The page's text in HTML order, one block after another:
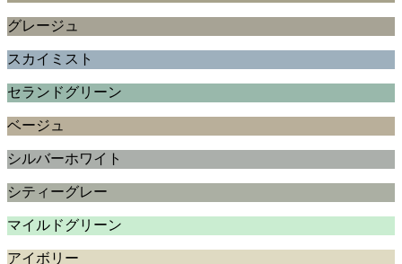
グレージュ
スカイミスト
セランドグリーン
ベージュ
シルバーホワイト
シティーグレー
マイルドグリーン
アイボリー